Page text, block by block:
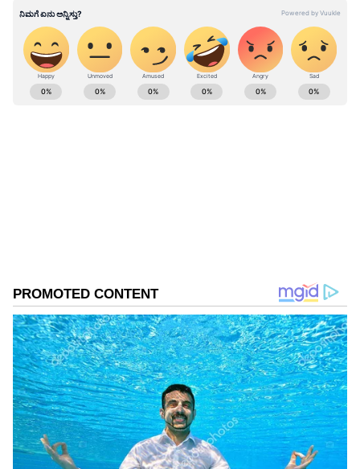
ಶಾರುಖ್ ಖಾನ್ 'ಡಂಕಿ' ಡಮಾರ್ ಆಯ್ತು, ಪ್ರಭಾಸ್
'ಸಲಾರ್' ಸೂಪರ್ ಹಿಟ್; ತಪ್ಪಿದ ಲೆಕ್ಕಾಚಾರ!
ABOUT THE AUTHOR